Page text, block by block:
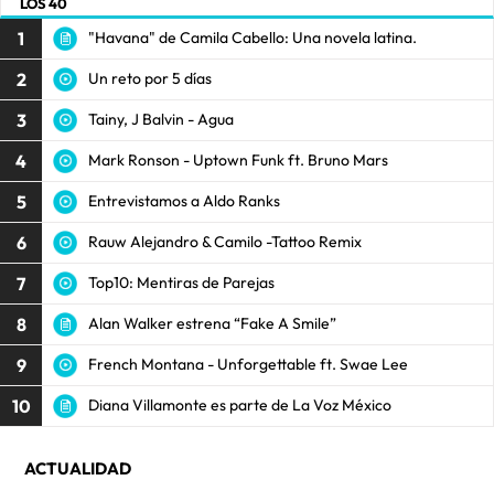
1 "Havana" de Camila Cabello: Una novela latina.
2 Un reto por 5 días
3 Tainy, J Balvin - Agua
4 Mark Ronson - Uptown Funk ft. Bruno Mars
5 Entrevistamos a Aldo Ranks
6 Rauw Alejandro & Camilo -Tattoo Remix
7 Top10: Mentiras de Parejas
8 Alan Walker estrena “Fake A Smile”
9 French Montana - Unforgettable ft. Swae Lee
10 Diana Villamonte es parte de La Voz México
ACTUALIDAD